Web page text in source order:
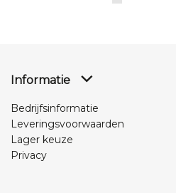
Informatie
Bedrijfsinformatie
Leveringsvoorwaarden
Lager keuze
Privacy